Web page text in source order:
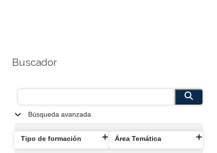
Buscador
Búsqueda avanzada
Tipo de formación Área Temática